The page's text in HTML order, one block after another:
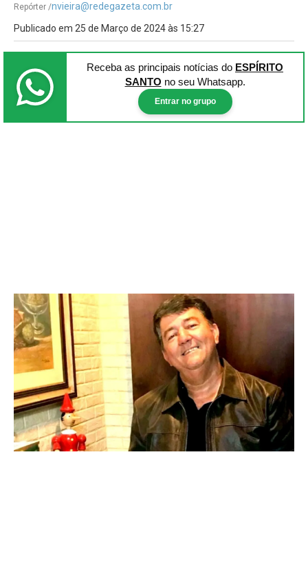
Repórter /nvieira@redegazeta.com.br
Publicado em 25 de Março de 2024 às 15:27
Receba as principais notícias do ESPÍRITO
SANTO no seu Whatsapp.
Entrar no grupo